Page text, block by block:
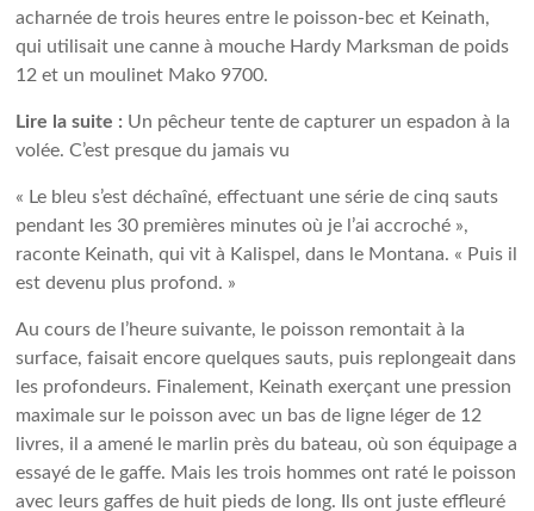
acharnée de trois heures entre le poisson-bec et Keinath,
qui utilisait une canne à mouche Hardy Marksman de poids
12 et un moulinet Mako 9700.
Lire la suite : Un pêcheur tente de capturer un espadon à la
volée. C’est presque du jamais vu
« Le bleu s’est déchaîné, effectuant une série de cinq sauts
pendant les 30 premières minutes où je l’ai accroché »,
raconte Keinath, qui vit à Kalispel, dans le Montana. « Puis il
est devenu plus profond. »
Au cours de l’heure suivante, le poisson remontait à la
surface, faisait encore quelques sauts, puis replongeait dans
les profondeurs. Finalement, Keinath exerçant une pression
maximale sur le poisson avec un bas de ligne léger de 12
livres, il a amené le marlin près du bateau, où son équipage a
essayé de le gaffe. Mais les trois hommes ont raté le poisson
avec leurs gaffes de huit pieds de long. Ils ont juste effleuré